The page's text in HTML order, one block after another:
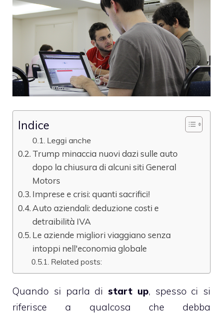
Indice
Leggi anche
Trump minaccia nuovi dazi sulle auto
dopo la chiusura di alcuni siti General
Motors
Imprese e crisi: quanti sacrifici!
Auto aziendali: deduzione costi e
detraibilità IVA
Le aziende migliori viaggiano senza
intoppi nell'economia globale
Related posts:
Quando si parla di start up, spesso ci si
riferisce a qualcosa che debba